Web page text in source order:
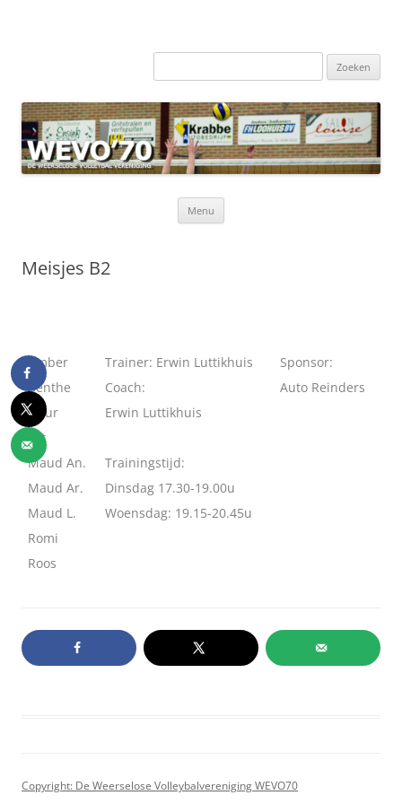
Zoeken
Menu
Meisjes B2
Amber
Benthe
Fleur
Lot
Maud An.
Maud Ar.
Maud L.
Romi
Roos
Trainer: Erwin Luttikhuis
Coach:
Erwin Luttikhuis
Trainingstijd:
Dinsdag 17.30-19.00u
Woensdag: 19.15-20.45u
Sponsor:
Auto Reinders
Copyright: De Weerselose Volleybalvereniging WEVO70